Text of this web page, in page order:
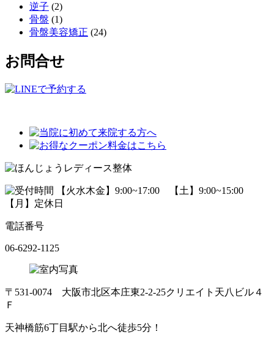
逆子 (2)
骨盤 (1)
骨盤美容矯正 (24)
お問合せ
電話番号
06-6292-1125
〒531-0074 大阪市北区本庄東2-2-25クリエイト天八ビル４
Ｆ
天神橋筋6丁目駅から北へ徒歩5分！